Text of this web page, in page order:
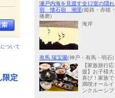
ついて
定
瀬戸内海を見渡す全12室の隠れ
宿 懐石宿 潮里(姫路・赤穂・
播磨)
海岸
有馬 瑞宝園(神戸・有馬・明石)
【家族旅行応
援】お子様大
喜び！家族で
満喫オールイ
ンクルーシブ